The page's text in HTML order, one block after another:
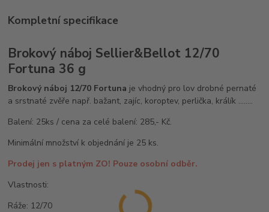
Kompletní specifikace
Brokový náboj Sellier&Bellot 12/70
Fortuna 36 g
Brokový náboj 12/70 Fortuna je vhodný pro lov drobné pernaté
a srstnaté zvěře např. bažant, zajíc, koroptev, perlička, králík ........
Balení: 25ks / cena za celé balení: 285,- Kč.
Minimální množství k objednání je 25 ks.
Prodej jen s platným ZO! Pouze osobní odběr.
Vlastnosti:
Ráže: 12/70